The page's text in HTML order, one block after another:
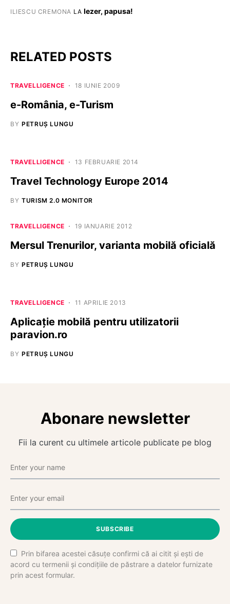
ILIESCU CREMONA LAIezer, papusa!
RELATED POSTS
TRAVELLIGENCE 18 IUNIE 2009
e-România, e-Turism
BY PETRUȘ LUNGU
TRAVELLIGENCE 13 FEBRUARIE 2014
Travel Technology Europe 2014
BY TURISM 2.0 MONITOR
TRAVELLIGENCE 19 IANUARIE 2012
Mersul Trenurilor, varianta mobilă oficială
BY PETRUȘ LUNGU
TRAVELLIGENCE 11 APRILIE 2013
Aplicație mobilă pentru utilizatorii
paravion.ro
BY PETRUȘ LUNGU
Abonare newsletter
Fii la curent cu ultimele articole publicate pe blog
SUBSCRIBE
Prin bifarea acestei căsuțe confirmi că ai citit și ești de
acord cu termenii și condițiile de păstrare a datelor furnizate
prin acest formular.